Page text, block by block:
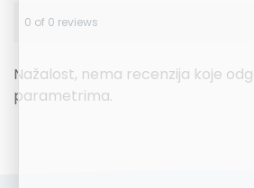
0 of 0 reviews
Nažalost, nema recenzija koje
parametrima.